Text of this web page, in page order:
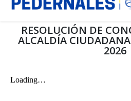
RESOLUCIÓN DE
ALCALDÍA CIUDADANA
2026